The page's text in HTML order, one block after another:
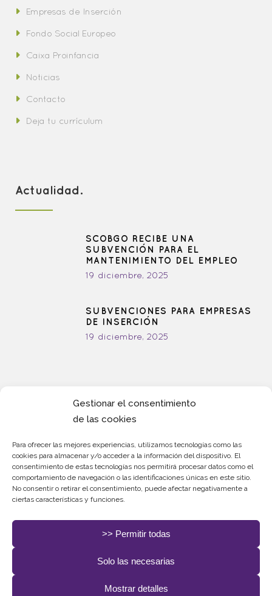
Gestionar el consentimiento
de las cookies
Para ofrecer las mejores experiencias, utilizamos tecnologías como las
cookies para almacenar y/o acceder a la información del dispositivo. El
consentimiento de estas tecnologías nos permitirá procesar datos como el
comportamiento de navegación o las identificaciones únicas en este sitio.
No consentir o retirar el consentimiento, puede afectar negativamente a
ciertas características y funciones.
>> Permitir todas
Solo las necesarias
Mostrar detalles
Empresas de Inserción
Fondo Social Europeo
Caixa Proinfancia
Noticias
Contacto
Deja tu currículum
Actualidad.
SCOBGO RECIBE UNA
SUBVENCIÓN PARA EL
MANTENIMIENTO DEL EMPLEO
19 diciembre, 2025
SUBVENCIONES PARA EMPRESAS
DE INSERCIÓN
19 diciembre, 2025
Sociales.